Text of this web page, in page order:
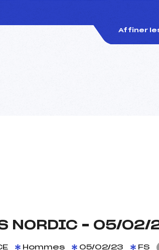
Affiner
NORDIC – 05/02/
Hommes 05/02/23 FS